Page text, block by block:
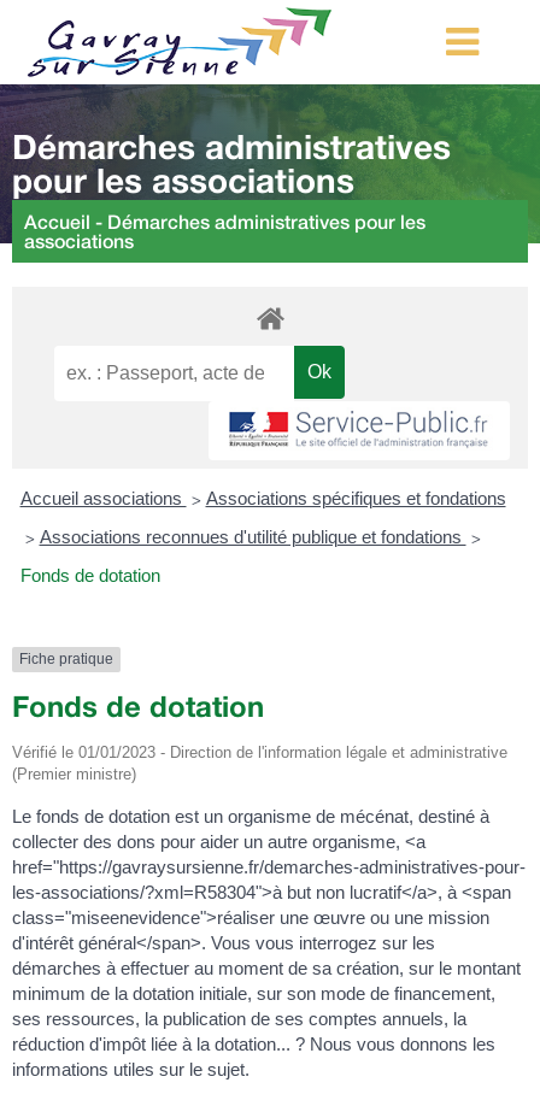
MA COMMUNE
MON QUOTIDIEN
LOISIRS ET TOURISME
MES DÉMARCHES
CONTACT
Démarches d’urbanisme
Démarches administratives
pour les associations
Accueil - Démarches administratives pour les
associations
Accueil associations > Associations spécifiques et fondations
> Associations reconnues d'utilité publique et fondations >
Fonds de dotation
Fiche pratique
Fonds de dotation
Vérifié le 01/01/2023 - Direction de l'information légale et administrative
(Premier ministre)
Le fonds de dotation est un organisme de mécénat, destiné à
collecter des dons pour aider un autre organisme, <a
href="https://gavraysursienne.fr/demarches-administratives-pour-
les-associations/?xml=R58304">à but non lucratif</a>, à <span
class="miseenevidence">réaliser une œuvre ou une mission
d'intérêt général</span>. Vous vous interrogez sur les
démarches à effectuer au moment de sa création, sur le montant
minimum de la dotation initiale, sur son mode de financement,
ses ressources, la publication de ses comptes annuels, la
réduction d'impôt liée à la dotation... ? Nous vous donnons les
informations utiles sur le sujet.